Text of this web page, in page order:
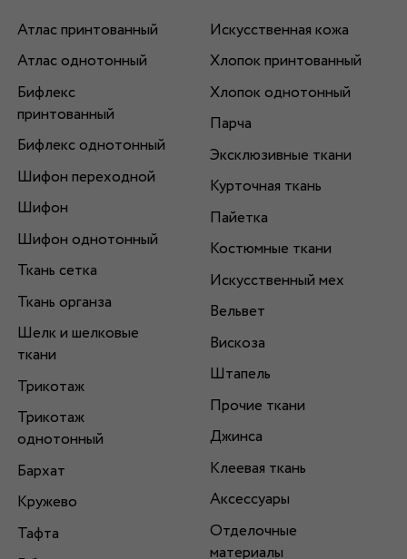
Атлас принтованный
Атлас однотонный
Бифлекс
принтованный
Бифлекс однотонный
Шифон переходной
Шифон
Шифон однотонный
Ткань сетка
Ткань органза
Шелк и шелковые
ткани
Трикотаж
Трикотаж
однотонный
Бархат
Кружево
Тафта
Искусственная кожа
Хлопок принтованный
Хлопок однотонный
Парча
Эксклюзивные ткани
Курточная ткань
Пайетка
Костюмные ткани
Искусственный мех
Вельвет
Вискоза
Штапель
Прочие ткани
Джинса
Клеевая ткань
Аксессуары
Отделочные
материалы